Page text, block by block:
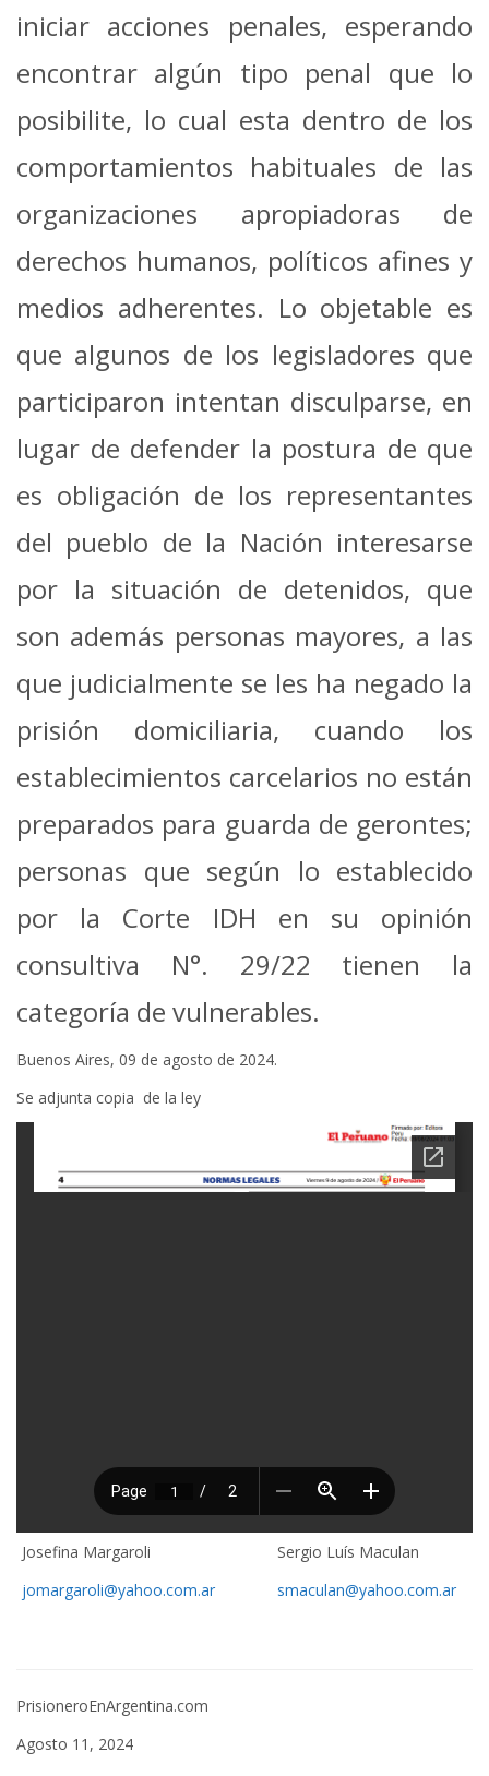
iniciar acciones penales, esperando
encontrar algún tipo penal que lo
posibilite, lo cual esta dentro de los
comportamientos habituales de las
organizaciones apropiadoras de
derechos humanos, políticos afines y
medios adherentes. Lo objetable es
que algunos de los legisladores que
participaron intentan disculparse, en
lugar de defender la postura de que
es obligación de los representantes
del pueblo de la Nación interesarse
por la situación de detenidos, que
son además personas mayores, a las
que judicialmente se les ha negado la
prisión domiciliaria, cuando los
establecimientos carcelarios no están
preparados para guarda de gerontes;
personas que según lo establecido
por la Corte IDH en su opinión
consultiva N°. 29/22 tienen la
categoría de vulnerables.
Buenos Aires, 09 de agosto de 2024.
Se adjunta copia de la ley
Josefina Margaroli
jomargaroli@yahoo.com.ar
Sergio Luís Maculan
smaculan@yahoo.com.ar
PrisioneroEnArgentina.com
Agosto 11, 2024